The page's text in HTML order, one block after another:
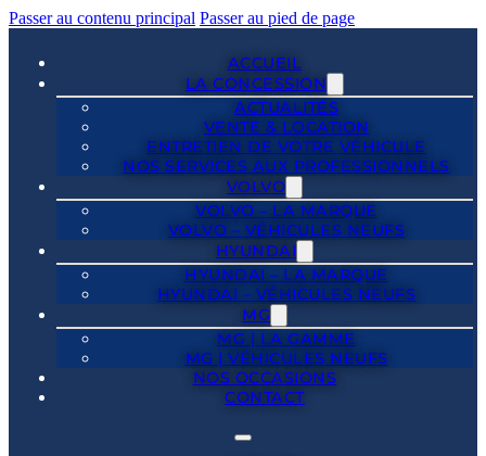
Passer au contenu principal Passer au pied de page
ACCUEIL
LA CONCESSION
ACTUALITÉS
VENTE & LOCATION
ENTRETIEN DE VOTRE VÉHICULE
NOS SERVICES AUX PROFESSIONNELS
VOLVO
VOLVO – LA MARQUE
VOLVO – VÉHICULES NEUFS
HYUNDAI
HYUNDAI – LA MARQUE
HYUNDAI – VÉHICULES NEUFS
MG
MG | LA GAMME
MG | VÉHICULES NEUFS
NOS OCCASIONS
CONTACT